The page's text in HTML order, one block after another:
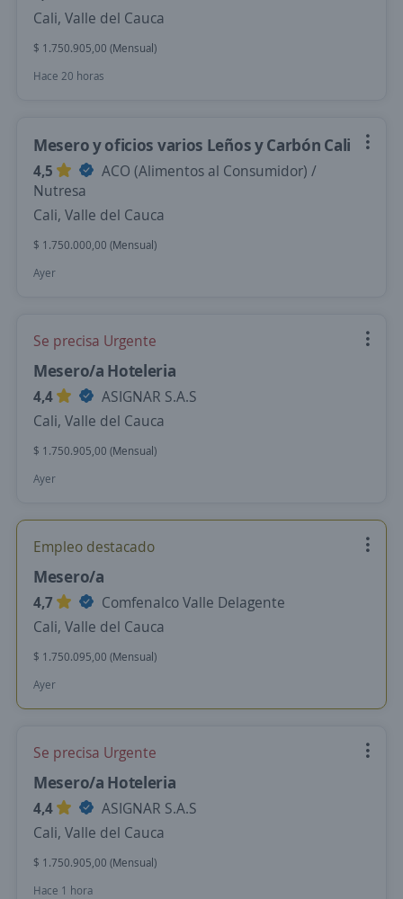
Cali, Valle del Cauca
$ 1.750.905,00 (Mensual)
Hace 20 horas
Mesero y oficios varios Leños y Carbón Cali
4,5
ACO (Alimentos al Consumidor) /
Nutresa
Cali, Valle del Cauca
$ 1.750.000,00 (Mensual)
Ayer
Se precisa Urgente
Mesero/a Hoteleria
4,4
ASIGNAR S.A.S
Cali, Valle del Cauca
$ 1.750.905,00 (Mensual)
Ayer
Empleo destacado
Mesero/a
4,7
Comfenalco Valle Delagente
Cali, Valle del Cauca
$ 1.750.095,00 (Mensual)
Ayer
Se precisa Urgente
Mesero/a Hoteleria
4,4
ASIGNAR S.A.S
Cali, Valle del Cauca
$ 1.750.905,00 (Mensual)
Hace 1 hora